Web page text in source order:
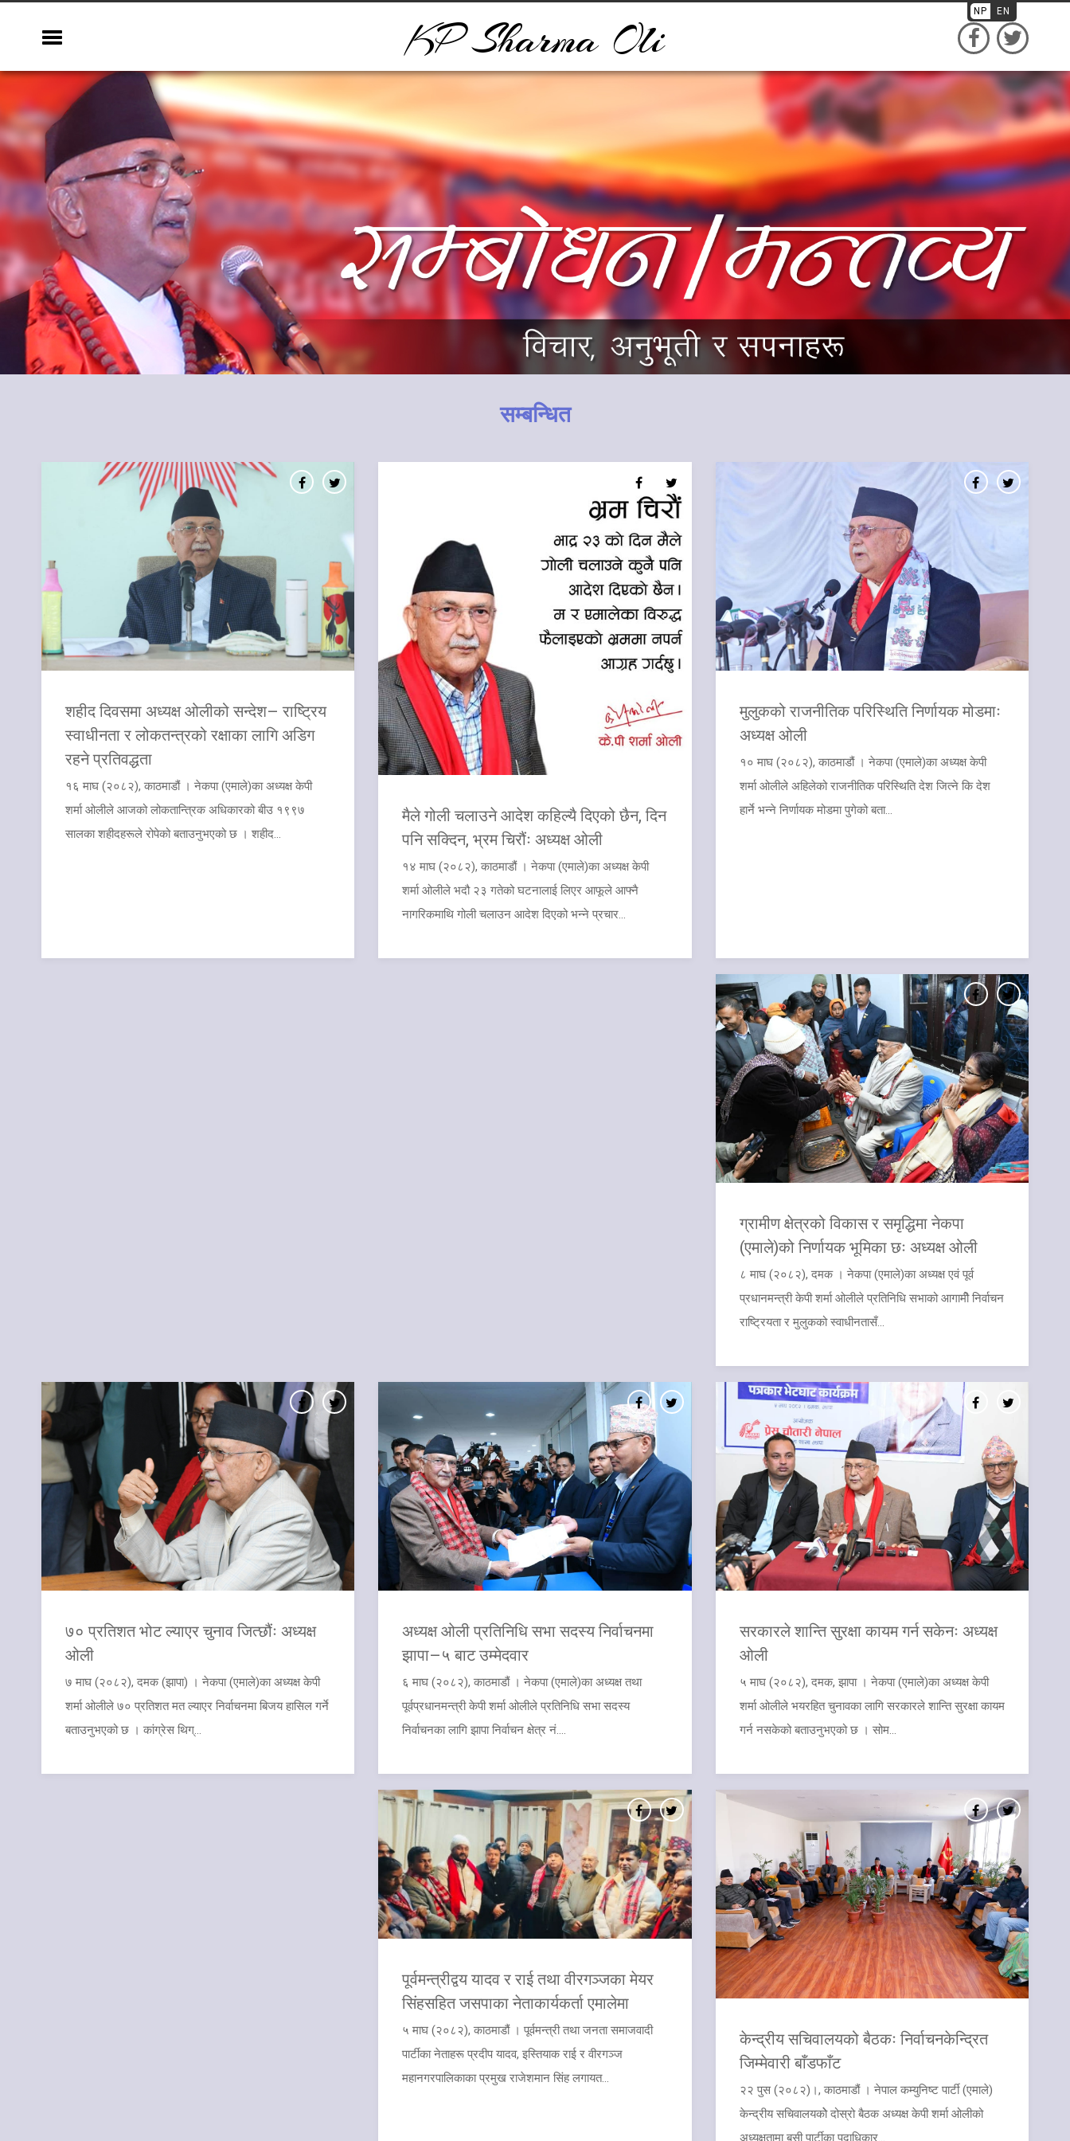
NP EN
KP Sharma Oli
सम्बन्धित
शहीद दिवसमा अध्यक्ष ओलीको सन्देश– राष्ट्रिय
स्वाधीनता र लोकतन्त्रको रक्षाका लागि अडिग
रहने प्रतिवद्धता
१६ माघ (२०८२), काठमाडौं । नेकपा (एमाले)का अध्यक्ष केपी
शर्मा ओलीले आजको लोकतान्त्रिक अधिकारको बीउ १९९७
सालका शहीदहरूले रोपेको बताउनुभएको छ । शहीद...
मैले गोली चलाउने आदेश कहिल्यै दिएको छैन, दिन
पनि सक्दिन, भ्रम चिरौंः अध्यक्ष ओली
१४ माघ (२०८२), काठमाडौं । नेकपा (एमाले)का अध्यक्ष केपी
शर्मा ओलीले भदौ २३ गतेको घटनालाई लिएर आफूले आफ्नै
नागरिकमाथि गोली चलाउन आदेश दिएको भन्ने प्रचार...
मुलुकको राजनीतिक परिस्थिति निर्णायक मोडमाः
अध्यक्ष ओली
१० माघ (२०८२), काठमाडौं । नेकपा (एमाले)का अध्यक्ष केपी
शर्मा ओलीले अहिलेको राजनीतिक परिस्थिति देश जित्ने कि देश
हार्ने भन्ने निर्णायक मोडमा पुगेको बता...
ग्रामीण क्षेत्रको विकास र समृद्धिमा नेकपा
(एमाले)को निर्णायक भूमिका छः अध्यक्ष ओली
८ माघ (२०८२), दमक । नेकपा (एमाले)का अध्यक्ष एवं पूर्व
प्रधानमन्त्री केपी शर्मा ओलीले प्रतिनिधि सभाको आगामीे निर्वाचन
राष्ट्रियता र मुलुकको स्वाधीनतासँ...
७० प्रतिशत भोट ल्याएर चुनाव जित्छौंः अध्यक्ष
ओली
७ माघ (२०८२), दमक (झापा) । नेकपा (एमाले)का अध्यक्ष केपी
शर्मा ओलीले ७० प्रतिशत मत ल्याएर निर्वाचनमा बिजय हासिल गर्ने
बताउनुभएको छ । कांग्रेस थिग्...
अध्यक्ष ओली प्रतिनिधि सभा सदस्य निर्वाचनमा
झापा–५ बाट उम्मेदवार
६ माघ (२०८२), काठमाडौं । नेकपा (एमाले)का अध्यक्ष तथा
पूर्वप्रधानमन्त्री केपी शर्मा ओलीले प्रतिनिधि सभा सदस्य
निर्वाचनका लागि झापा निर्वाचन क्षेत्र नं....
सरकारले शान्ति सुरक्षा कायम गर्न सकेनः अध्यक्ष
ओली
५ माघ (२०८२), दमक, झापा । नेकपा (एमाले)का अध्यक्ष केपी
शर्मा ओलीले भयरहित चुनावका लागि सरकारले शान्ति सुरक्षा कायम
गर्न नसकेको बताउनुभएको छ । सोम...
पूर्वमन्त्रीद्वय यादव र राई तथा वीरगञ्जका मेयर
सिंहसहित जसपाका नेताकार्यकर्ता एमालेमा
५ माघ (२०८२), काठमाडौं । पूर्वमन्त्री तथा जनता समाजवादी
पार्टीका नेताहरू प्रदीप यादव, इस्तियाक राई र वीरगञ्ज
महानगरपालिकाका प्रमुख राजेशमान सिंह लगायत...
केन्द्रीय सचिवालयको बैठकः निर्वाचनकेन्द्रित
जिम्मेवारी बाँडफाँट
२२ पुस (२०८२)।, काठमाडौं । नेपाल कम्युनिष्ट पार्टी (एमाले)
केन्द्रीय सचिवालयकोे दोस्रो बैठक अध्यक्ष केपी शर्मा ओलीको
अध्यक्षतामा बसी पार्टीका पदाधिकार...